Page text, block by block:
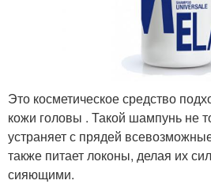
Это косметическое средство
кожи головы . Такой шампунь не
устраняет с прядей
также питает локоны, делая их
сияющими.